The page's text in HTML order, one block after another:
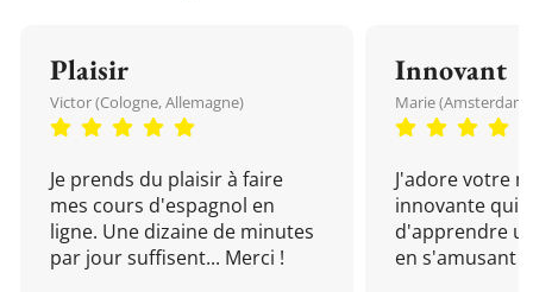
Plaisir
Victor (Cologne, Allemagne)
Je prends du plaisir à faire
mes cours d'espagnol en
ligne. Une dizaine de minutes
par jour suffisent... Merci !
Innovant
Marie (Amsterdam,
J'adore votre
innovante qui
d'apprendre
en s'amusant !